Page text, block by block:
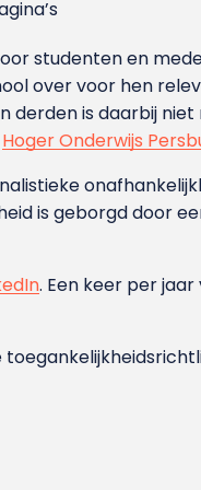
studenten en
over voor hen
is daarbij niet
Hoger Onderwijs
is geborgd door
. Een keer per